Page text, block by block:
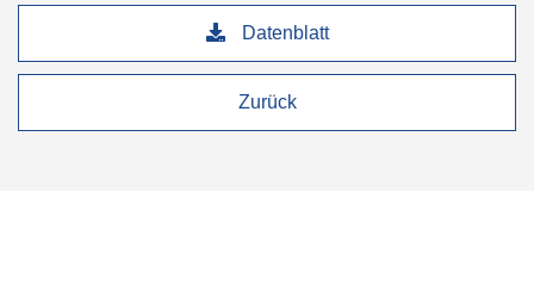
Zurück
Datenblatt